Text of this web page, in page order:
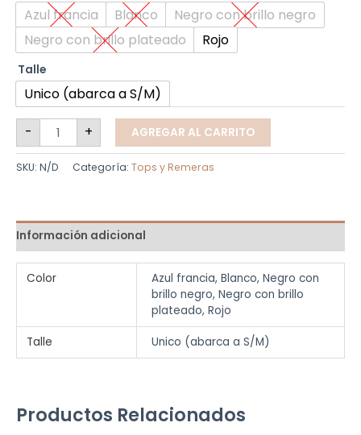
Azul francia Blanco
Negro con brillo negro
Negro con brillo plateado
Rojo
Talle
Unico (abarca a S/M)
- + AGREGAR AL CARRITO
SKU: N/D Categoría: Tops y Remeras
Información adicional
Color
Azul francia, Blanco, Negro con
brillo negro, Negro con brillo
plateado, Rojo
Talle Unico (abarca a S/M)
Productos Relacionados